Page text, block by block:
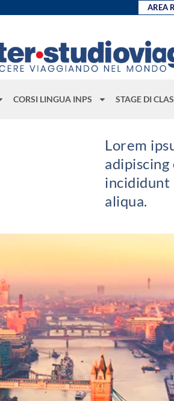
AREA
CORSI LINGUA INPS STAGE DI
Lorem
incididunt
aliqua.